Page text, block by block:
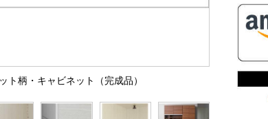
柄・キャビネット（完成品）